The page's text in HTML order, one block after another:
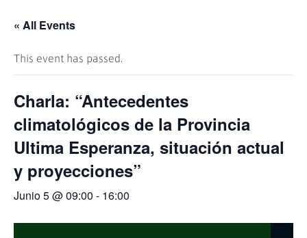
« All Events
This event has passed.
Charla: “Antecedentes
climatológicos de la Provincia
Ultima Esperanza, situación actual
y proyecciones”
Junio 5 @ 09:00 - 16:00